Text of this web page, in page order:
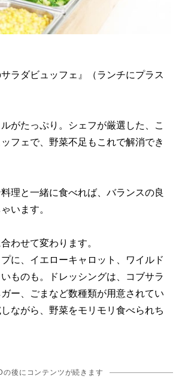
サラダビュッフェ』（ランチにプラス
がたっぷり。シェフが厳選した、こ
フェで、野菜不足もこれで解消でき
理と一緒に食べれば、バランスの良
います。
わせて変わります。
に、イエローキャロット、ワイルド
ものも。ドレッシングは、コブサラ
ー、ごまなど数種類が用意されてい
ながら、野菜をモリモリ食べられち
の後にコンテンツが続きます